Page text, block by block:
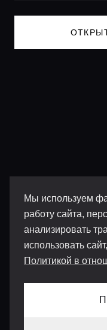
Мы используем
работу сайта,
анализировать
использовать
Политикой в